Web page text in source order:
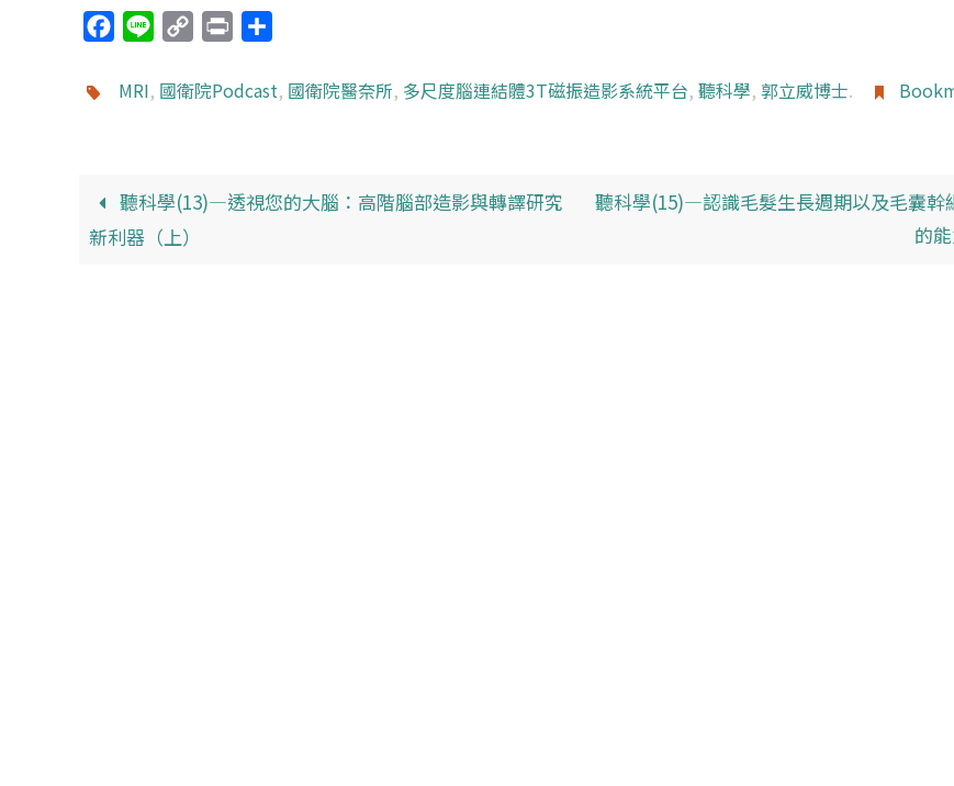
c
o
k
n
p
n
i
MRI, 國衛院Podcast, 國衛院醫奈所, 多尺度腦連結體3T磁振造影系統平台, 聽科學, 郭立威博士.
聽科學(13)—透視您的大腦：高階腦部造影與轉譯研究
新利器（上）
聽科學(15)—認識毛髮生長週期以及毛囊幹
的